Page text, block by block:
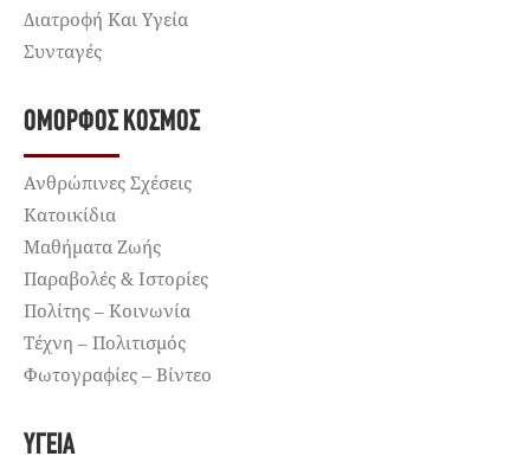
Διατροφή Και Υγεία
Συνταγές
ΌΜΟΡΦΟΣ ΚΌΣΜΟΣ
Ανθρώπινες Σχέσεις
Κατοικίδια
Μαθήματα Ζωής
Παραβολές & Ιστορίες
Πολίτης – Κοινωνία
Τέχνη – Πολιτισμός
Φωτογραφίες – Βίντεο
ΥΓΕΊΑ